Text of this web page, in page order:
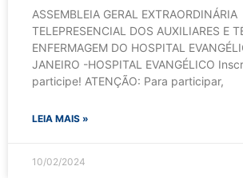
ASSEMBLEIA GERAL EXTRAORDINÁRIA
TELEPRESENCIAL DOS AUXILIARES E
ENFERMAGEM DO HOSPITAL
JANEIRO -HOSPITAL EVANGÉLICO
participe! ATENÇÃO: Para participar,
LEIA MAIS »
10/02/2024